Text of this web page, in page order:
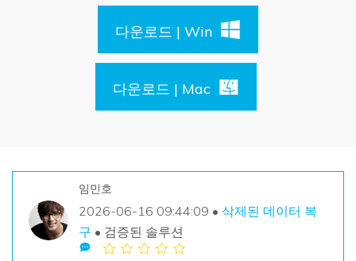
Recoverit - Mac 버전
Mac 시스템에서 무제한 데이터 복구
무료 체험
분실/삭제된 데이터 무료 복구
무료 체험
디바이스 복구하기
리커버릿 모든 기능 확인하기
삭제된 파일 복구
드라이브에서 복구
삭제된 미디어 복구
데이터 손실 시나리오
모든 기능 확인하기
다운로드
다운로드 | Win
다운로드 | Mac
임민호
2026-06-16 09:44:09 • 삭제된 데이터 복
구 • 검증된 솔루션